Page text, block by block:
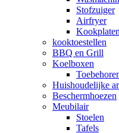
Stofzuiger
Airfryer
Kookplaten
kooktoestellen
BBQ en Grill
Koelboxen
Huishoudelijke
Beschermhoezen
Meubilair
Stoelen
Tafels